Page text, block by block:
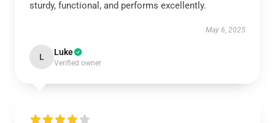
sturdy, functional, and performs excellently.
May 6, 2025
L Luke
Verified owner